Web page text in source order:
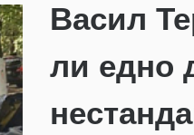
Васил
ли едно